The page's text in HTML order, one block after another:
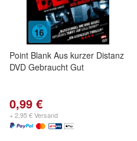
Point Blank Aus kurzer Distanz
DVD Gebraucht Gut
0,99 €
+ 2,95 € Versand